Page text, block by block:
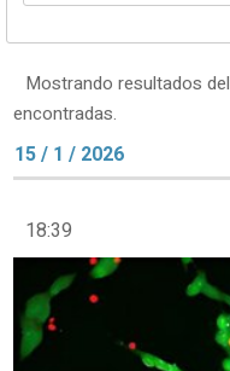
Mostrando resultados
encontradas.
15 / 1 / 2026
18:39